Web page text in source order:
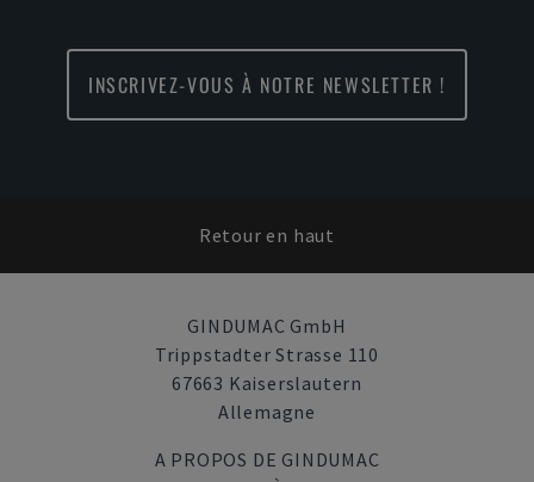
INSCRIVEZ-VOUS À NOTRE NEWSLETTER !
Retour en haut
GINDUMAC GmbH
Trippstadter Strasse 110
67663 Kaiserslautern
Allemagne
A PROPOS DE GINDUMAC